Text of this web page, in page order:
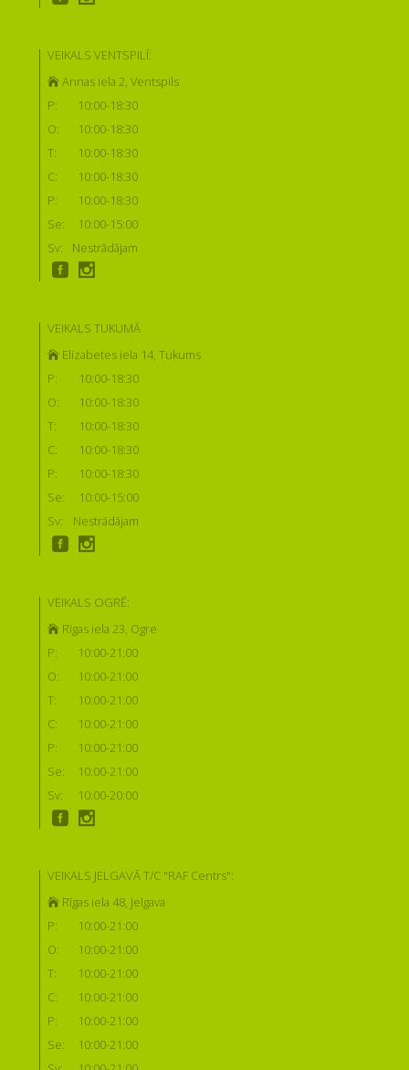
VEIKALS VENTSPILĪ:
Annas iela 2, Ventspils
P:
10:00-18:30
O:
10:00-18:30
T:
10:00-18:30
C:
10:00-18:30
P:
10:00-18:30
Se:
10:00-15:00
Sv:
Nestrādājam
VEIKALS TUKUMĀ
Elizabetes iela 14, Tukums
P:
10:00-18:30
O:
10:00-18:30
T:
10:00-18:30
C:
10:00-18:30
P:
10:00-18:30
Se:
10:00-15:00
Sv:
Nestrādājam
VEIKALS OGRĒ:
Rīgas iela 23, Ogre
P:
10:00-21:00
O:
10:00-21:00
T:
10:00-21:00
C:
10:00-21:00
P:
10:00-21:00
Se:
10:00-21:00
Sv:
10:00-20:00
VEIKALS JELGAVĀ T/C "RAF Centrs":
Rīgas iela 48, Jelgava
P:
10:00-21:00
O:
10:00-21:00
T:
10:00-21:00
C:
10:00-21:00
P:
10:00-21:00
Se:
10:00-21:00